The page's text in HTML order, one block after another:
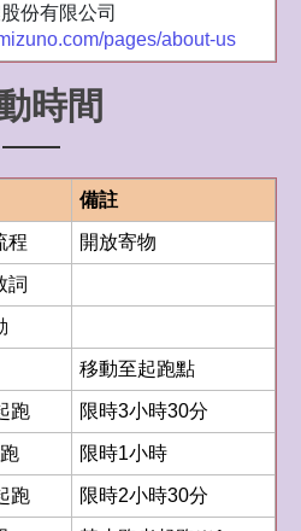
份有限公司
pages/about-us
時間
備註
程 開放寄物
詞
移動至起跑點
跑 限時3小時30分
限時1小時
跑 限時2小時30分